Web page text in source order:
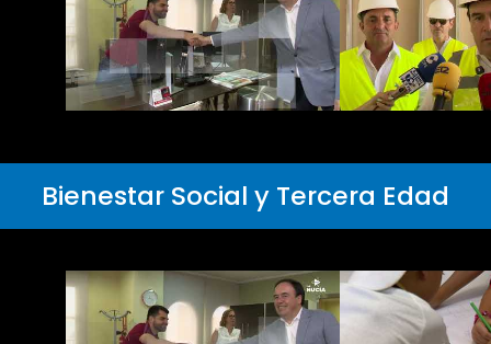
Bienestar Social y Tercera Edad